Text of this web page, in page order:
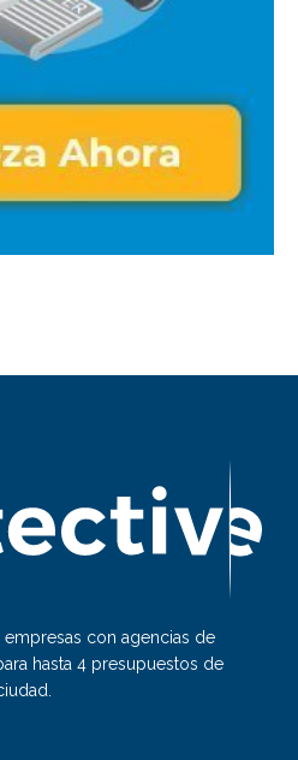
con agencias de
hasta 4 presupuestos de